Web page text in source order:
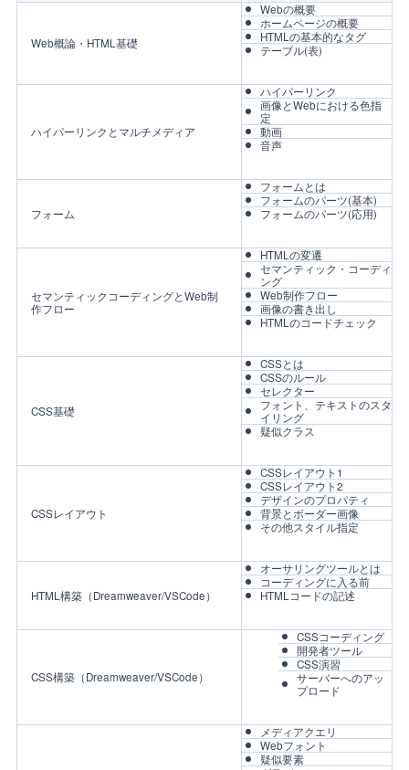
Web概論・HTML基礎
Webの概要
ホームページの概要
HTMLの基本的なタグ
テーブル(表)
ハイパーリンクとマルチメディア
ハイパーリンク
画像とWebにおける色指
定
動画
音声
フォーム
フォームとは
フォームのパーツ(基本)
フォームのパーツ(応用)
セマンティックコーディングとWeb制
作フロー
HTMLの変遷
セマンティック・コーディ
ング
Web制作フロー
画像の書き出し
HTMLのコードチェック
CSS基礎
CSSとは
CSSのルール
セレクター
フォント、テキストのスタ
イリング
疑似クラス
CSSレイアウト
CSSレイアウト1
CSSレイアウト2
デザインのプロパティ
背景とボーダー画像
その他スタイル指定
HTML構築（Dreamweaver/VSCode）
オーサリングツールとは
コーディングに入る前
HTMLコードの記述
CSS構築（Dreamweaver/VSCode）
CSSコーディング
開発者ツール
CSS演習
サーバーへのアッ
プロード
メディアクエリ
Webフォント
疑似要素